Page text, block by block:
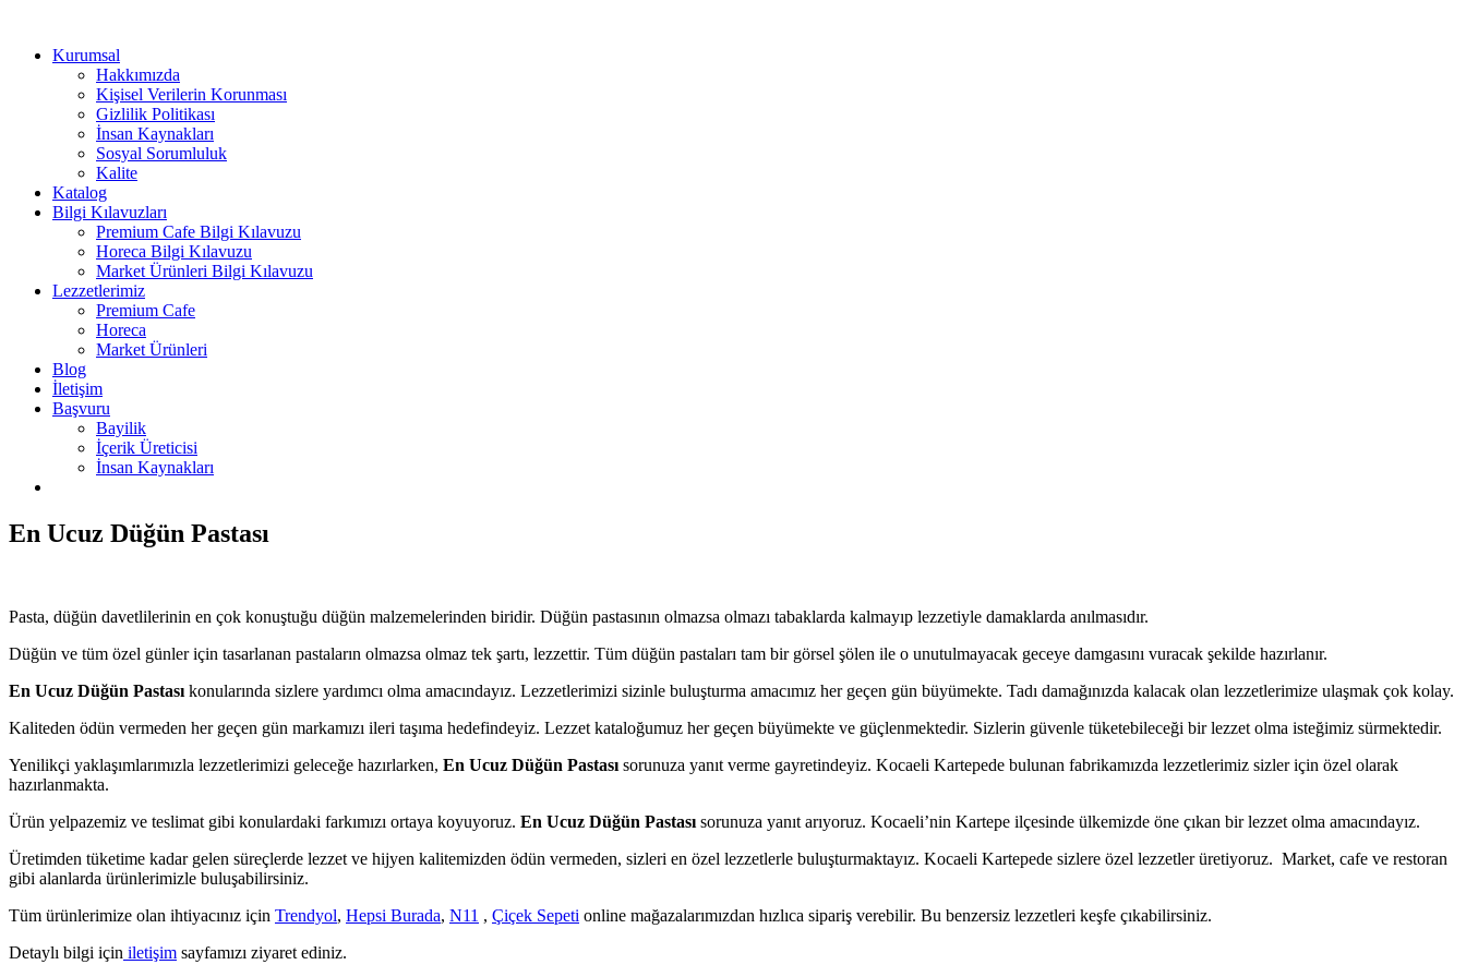
Kurumsal
Hakkımızda
Kişisel Verilerin Korunması
Gizlilik Politikası
İnsan Kaynakları
Sosyal Sorumluluk
Kalite
Katalog
Bilgi Kılavuzları
Premium Cafe Bilgi Kılavuzu
Horeca Bilgi Kılavuzu
Market Ürünleri Bilgi Kılavuzu
Lezzetlerimiz
Premium Cafe
Horeca
Market Ürünleri
Blog
İletişim
Başvuru
Bayilik
İçerik Üreticisi
İnsan Kaynakları
En Ucuz Düğün Pastası
Pasta, düğün davetlilerinin en çok konuştuğu düğün malzemelerinden biridir. Düğün pastasının olmazsa olmazı tabaklarda kalmayıp lezzetiyle damaklarda anılmasıdır.
Düğün ve tüm özel günler için tasarlanan pastaların olmazsa olmaz tek şartı, lezzettir. Tüm düğün pastaları tam bir görsel şölen ile o unutulmayacak geceye damgasını vuracak şekilde hazırlanır.
En Ucuz Düğün Pastası konularında sizlere yardımcı olma amacındayız. Lezzetlerimizi sizinle buluşturma amacımız her geçen gün büyümekte. Tadı damağınızda kalacak olan lezzetlerimize ulaşmak çok kolay.
Kaliteden ödün vermeden her geçen gün markamızı ileri taşıma hedefindeyiz. Lezzet kataloğumuz her geçen büyümekte ve güçlenmektedir. Sizlerin güvenle tüketebileceği bir lezzet olma isteğimiz sürmektedir.
Yenilikçi yaklaşımlarımızla lezzetlerimizi geleceğe hazırlarken, En Ucuz Düğün Pastası sorunuza yanıt verme gayretindeyiz. Kocaeli Kartepede bulunan fabrikamızda lezzetlerimiz sizler için özel olarak
hazırlanmakta.
Ürün yelpazemiz ve teslimat gibi konulardaki farkımızı ortaya koyuyoruz. En Ucuz Düğün Pastası sorunuza yanıt arıyoruz. Kocaeli’nin Kartepe ilçesinde ülkemizde öne çıkan bir lezzet olma amacındayız.
Üretimden tüketime kadar gelen süreçlerde lezzet ve hijyen kalitemizden ödün vermeden, sizleri en özel lezzetlerle buluşturmaktayız. Kocaeli Kartepede sizlere özel lezzetler üretiyoruz. Market, cafe ve restoran
gibi alanlarda ürünlerimizle buluşabilirsiniz.
Tüm ürünlerimize olan ihtiyacınız için Trendyol, Hepsi Burada, N11 , Çiçek Sepeti online mağazalarımızdan hızlıca sipariş verebilir. Bu benzersiz lezzetleri keşfe çıkabilirsiniz.
Detaylı bilgi için iletişim sayfamızı ziyaret ediniz.